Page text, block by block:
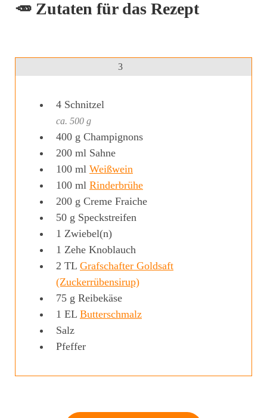
🥕 Zutaten für das Rezept
3
4 Schnitzel
ca. 500 g
400 g Champignons
200 ml Sahne
100 ml Weißwein
100 ml Rinderbrühe
200 g Creme Fraiche
50 g Speckstreifen
1 Zwiebel(n)
1 Zehe Knoblauch
2 TL Grafschafter Goldsaft
(Zuckerrübensirup)
75 g Reibekäse
1 EL Butterschmalz
Salz
Pfeffer